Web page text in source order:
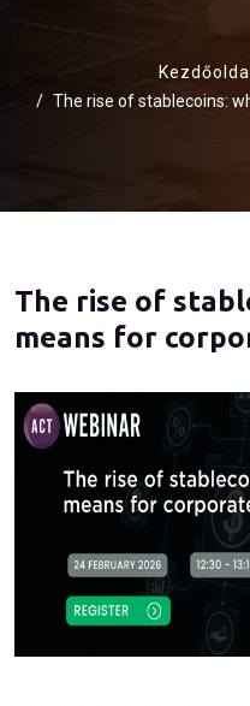
Kezdőoldal
The rise of stablecoins:
The rise of
means for